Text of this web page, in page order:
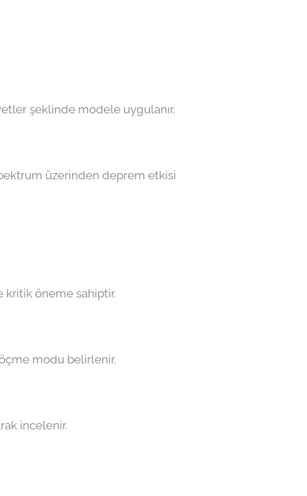
şeklinde modele uygulanır.
üzerinden deprem etkisi
öneme sahiptir.
modu belirlenir.
incelenir.